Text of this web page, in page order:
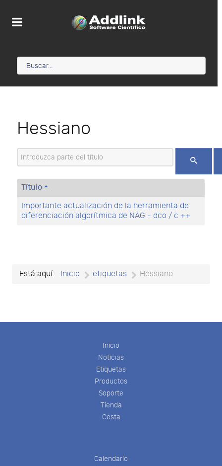
Hessiano
Introduzca parte del título
Título
Importante actualización de la herramienta de
diferenciación algorítmica de NAG - dco / c ++
Está aquí: Inicio etiquetas Hessiano
Inicio
Noticias
Etiquetas
Productos
Soporte
Tienda
Cesta
Calendario